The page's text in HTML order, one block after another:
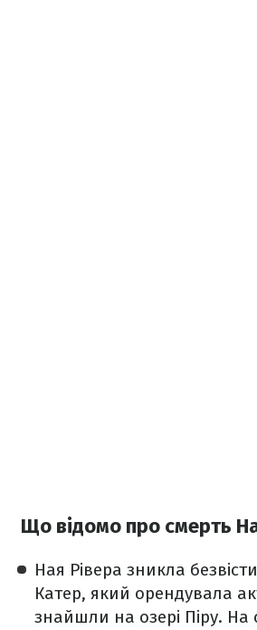
Що відомо про смерть
Ная Рівера зникла
Катер, який орендувала
знайшли на озері Піру. На